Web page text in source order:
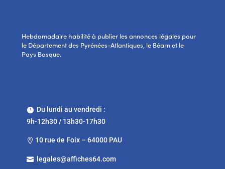
Hebdomadaire habilité à publier les annonces légales pour
le Département des Pyrénées-Atlantiques, le Béarn et le
Pays Basque.
Du lundi au vendredi :
9h-12h30 / 13h30-17h30
 10 rue de Foix – 64000 PAU
 legales@affiches64.com